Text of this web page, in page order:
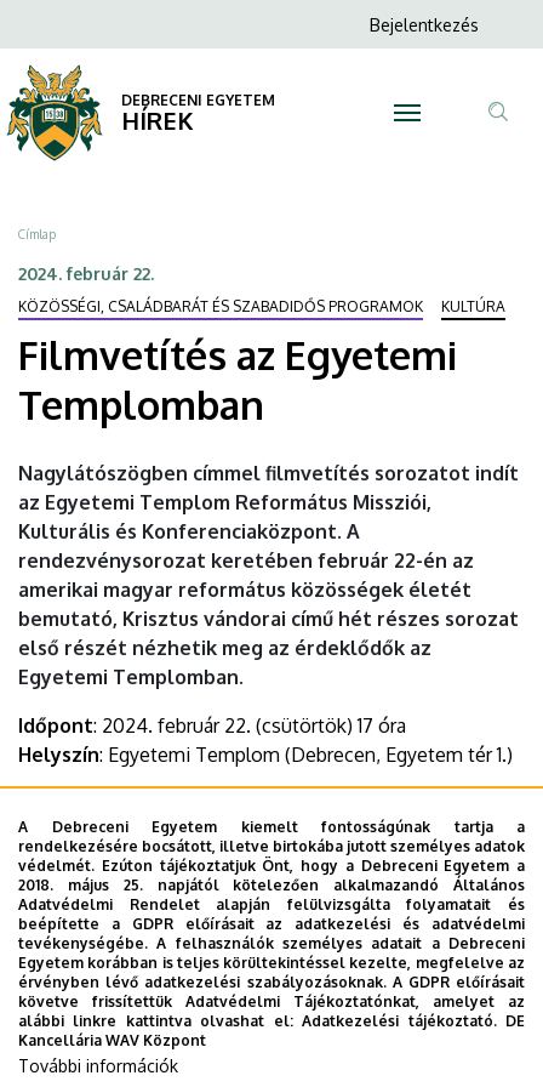
az
Egyetemi
Templomban
DEBRECENI
EGYETEM
a
tartalomra
Anonim
menüje
Bejelentkezés
DEBRECENI EGYETEM
HÍREK
Morzsa
Címlap
2024. február 22.
KÖZÖSSÉGI, CSALÁDBARÁT ÉS SZABADIDŐS PROGRAMOK KULTÚRA
Filmvetítés az Egyetemi
Templomban
Nagylátószögben címmel filmvetítés sorozatot indít
az Egyetemi Templom Református Missziói,
Kulturális és Konferenciaközpont. A
rendezvénysorozat keretében február 22-én az
amerikai magyar református közösségek életét
bemutató, Krisztus vándorai című hét részes sorozat
első részét nézhetik meg az érdeklődők az
Egyetemi Templomban.
Időpont: 2024. február 22. (csütörtök) 17 óra
Helyszín: Egyetemi Templom (Debrecen, Egyetem tér 1.)
Részletek:
https://www.facebook.com/events/766178732049271/?
ref=newsfeed
Dokumentumok
Nagylátószögben - DTV (985.23 KB)
Last update: 2024. 02. 06. 14:27
A Debreceni Egyetem kiemelt fontosságúnak tartja a
rendelkezésére bocsátott, illetve birtokába jutott személyes adatok
védelmét. Ezúton tájékoztatjuk Önt, hogy a Debreceni Egyetem a
2018. május 25. napjától kötelezően alkalmazandó Általános
Adatvédelmi Rendelet alapján felülvizsgálta folyamatait és
beépítette a GDPR előírásait az adatkezelési és adatvédelmi
tevékenységébe. A felhasználók személyes adatait a Debreceni
Egyetem korábban is teljes körültekintéssel kezelte, megfelelve az
érvényben lévő adatkezelési szabályozásoknak. A GDPR előírásait
követve frissítettük Adatvédelmi Tájékoztatónkat, amelyet az
alábbi linkre kattintva olvashat el:Adatkezelési tájékoztató. DE
Kancellária WAV Központ
További információk